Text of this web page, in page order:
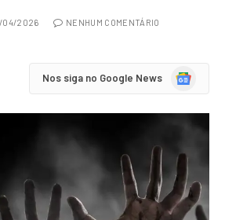
04/2026
NENHUM COMENTÁRIO
Nos siga no Google News
Google